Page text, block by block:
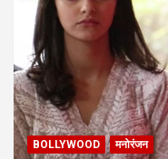
BOLLYWOOD मनोरंजन